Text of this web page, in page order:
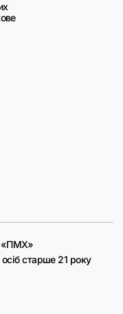
«ПМХ»
старше 21 року